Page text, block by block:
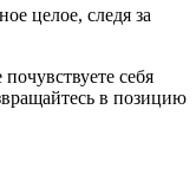
целое, следя за
себя
в позицию